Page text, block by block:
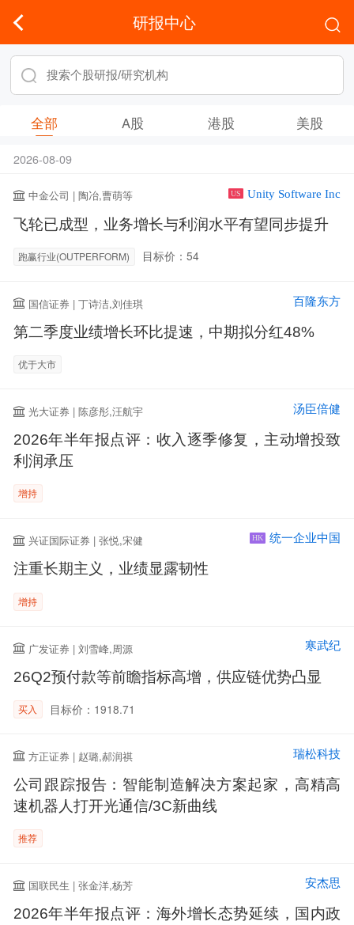
研报中心
全部 A股 港股 美股
2026-08-09
中金公司 | 陶冶,曹萌等 US Unity Software Inc
飞轮已成型，业务增长与利润水平有望同步提升
跑赢行业(OUTPERFORM) 目标价：54
国信证券 | 丁诗洁,刘佳琪 百隆东方
第二季度业绩增长环比提速，中期拟分红48%
优于大市
光大证券 | 陈彦彤,汪航宇 汤臣倍健
2026年半年报点评：收入逐季修复，主动增投致
利润承压
增持
兴证国际证券 | 张悦,宋健 HK 统一企业中国
注重长期主义，业绩显露韧性
增持
广发证券 | 刘雪峰,周源 寒武纪
26Q2预付款等前瞻指标高增，供应链优势凸显
买入 目标价：1918.71
方正证券 | 赵璐,郝润祺 瑞松科技
公司跟踪报告：智能制造解决方案起家，高精高
速机器人打开光通信/3C新曲线
推荐
国联民生 | 张金洋,杨芳 安杰思
2026年半年报点评：海外增长态势延续，国内政